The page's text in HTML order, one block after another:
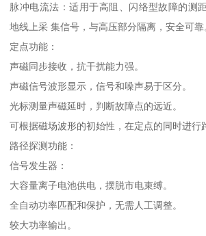
脉冲电流法：适用于高阻、闪络型故障的测
地线上采 集信号，与高压部分隔离，安全可靠
定点功能：
声磁同步接收，抗干扰能力强。
声磁信号波形显示，信号和噪声易于区分。
光标测量声磁延时，判断故障点的远近。
可根据磁场波形的初始性，在定点的同时进行
路径探测功能：
信号发生器：
大容量离子电池供电，摆脱市电束缚。
全自动功率匹配和保护，无需人工调整。
较大功率输出。